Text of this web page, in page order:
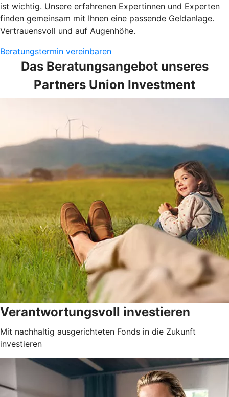
ist wichtig. Unsere erfahrenen Expertinnen und Experten
finden gemeinsam mit Ihnen eine passende Geldanlage.
Vertrauensvoll und auf Augenhöhe.
Beratungstermin vereinbaren
Das Beratungsangebot unseres
Partners Union Investment
Verantwortungsvoll investieren
Mit nachhaltig ausgerichteten Fonds in die Zukunft
investieren